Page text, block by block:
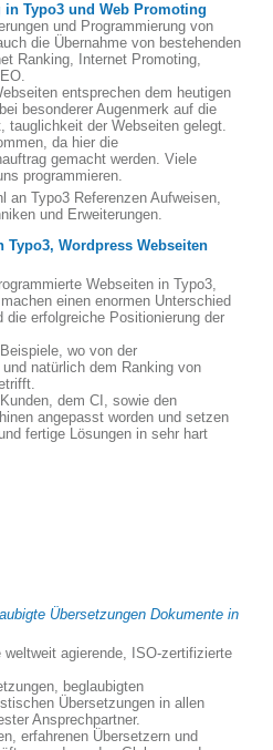
Typo3 und Web Promoting
und Programmierung von
die Übernahme von bestehenden
Ranking, Internet Promoting,
entsprechen dem heutigen
besonderer Augenmerk auf die
tauglichkeit der Webseiten gelegt.
da hier die
gemacht werden. Viele
programmieren.
an Typo3 Referenzen Aufweisen,
und Erweiterungen.
Wordpress Webseiten
Webseiten in Typo3,
einen enormen Unterschied
erfolgreiche Positionierung der
wo von der
natürlich dem Ranking von
dem CI, sowie den
angepasst worden und setzen
fertige Lösungen in sehr hart
Übersetzungen Dokumente in
agierende, ISO-zertifizierte
beglaubigten
Übersetzungen in allen
Ansprechpartner.
erfahrenen Übersetzern und